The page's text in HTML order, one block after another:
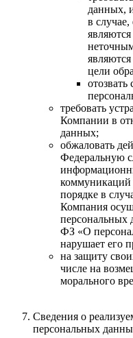
данных,
в
цели
отозвать
требовать
Компании в
данных;
обжаловать
Федеральную
коммуникаций
порядке в
Компания
персональных
ФЗ «О
нарушает его
на защиту
числе на
морального
Сведения о
персональных